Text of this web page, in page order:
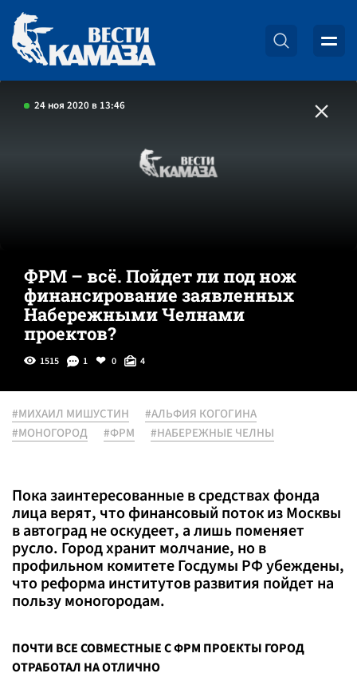
24 ноя 2020 в 13:46
ФРМ – всё. Пойдет ли под нож
финансирование заявленных
Набережными Челнами
проектов?
1515 1 0 4
#МИХАИЛ МИШУСТИН
#АЛЬФИЯ КОГОГИНА
#МОНОГОРОД
#ФРМ #НАБЕРЕЖНЫЕ ЧЕЛНЫ
Пока заинтересованные в средствах фонда
лица верят, что финансовый поток из Москвы
в автоград не оскудеет, а лишь поменяет
русло. Город хранит молчание, но в
профильном комитете Госдумы РФ убеждены,
что реформа институтов развития пойдет на
пользу моногородам.
ПОЧТИ ВСЕ СОВМЕСТНЫЕ С ФРМ ПРОЕКТЫ ГОРОД
ОТРАБОТАЛ НА ОТЛИЧНО